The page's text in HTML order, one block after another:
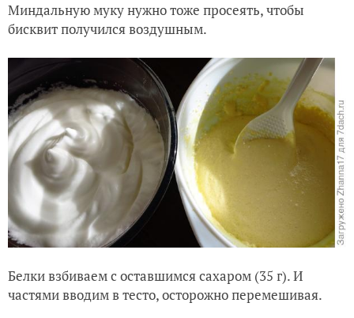
Миндальную муку нужно тоже просеять, чтобы
бисквит получился воздушным.
Белки взбиваем с оставшимся сахаром (35 г). И
частями вводим в тесто, осторожно перемешивая.